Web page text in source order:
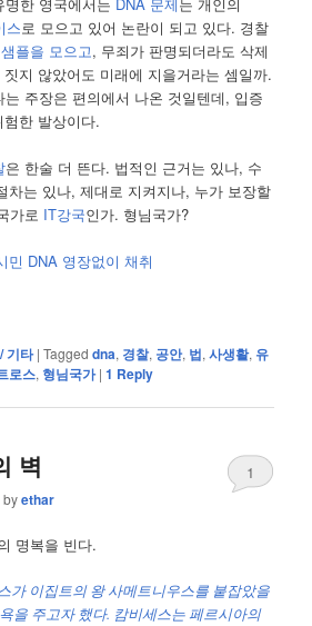
스로 모으고 있어 논란이 되고 있다. 경찰
플을 모으고, 무죄가 판명되더라도 삭제
지 않았어도 미래에 지을거라는 셈일까.
주장은 편의에서 나온 것일텐데, 입증
한 발상이다.
은 한술 더 뜬다. 법적인 근거는 있나, 수
차는 있나, 제대로 지켜지나, 누가 보장할
가로 IT강국인가. 형님국가?
DNA 영장없이 채취
기타 |Tagged dna, 경찰, 공안, 법,사생활, 유
로스, 형님국가 |1 Reply
벽
byethar
1
명복을 빈다.
가 이집트의 왕 사메트니우스를 붙잡았을
을 주고자 했다. 캄비세스는 페르시아의